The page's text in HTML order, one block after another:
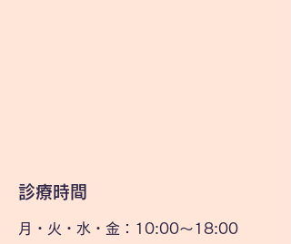
​診療時間
月・火・水・金：10:00〜18:00